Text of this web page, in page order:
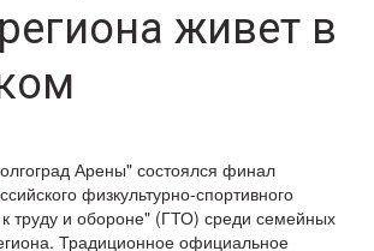
живет в
Арены" состоялся финал
физкультурно-спортивного
к труду и обороне" (ГТО) среди семейных
Традиционное официальное